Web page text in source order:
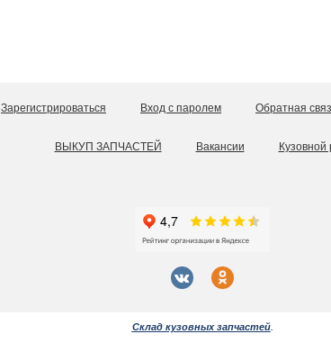
Зарегистрироваться Вход с паролем Обратная
ВЫКУП ЗАПЧАСТЕЙ Вакансии Кузовной
Склад кузовных запчастей.